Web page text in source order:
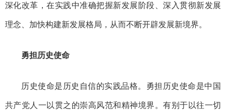
深化改革，在实践中准确把握新发展阶段、深入贯彻新发展
理念、加快构建新发展格局，从而不断开辟发展新境界。
勇担历史使命
历史使命是历史自信的实践品格。勇担历史使命是中国
共产党人一以贯之的崇高风范和精神境界。有别于以往一切